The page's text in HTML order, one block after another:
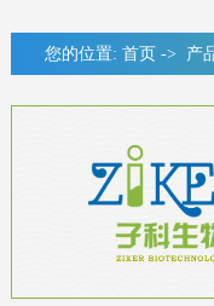
您的位置: 首页 -> 产